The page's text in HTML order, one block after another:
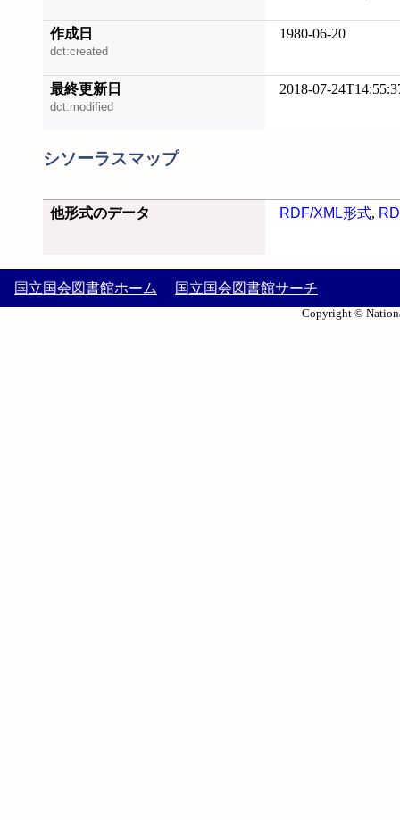
作成日
dct:created
1980-06-20
最終更新日
dct:modified
2018-07-
シソーラスマップ
他形式のデータ RDF/XML形式,
国立国会図書館ホーム 国立国会図書館サーチ
Copyright ©